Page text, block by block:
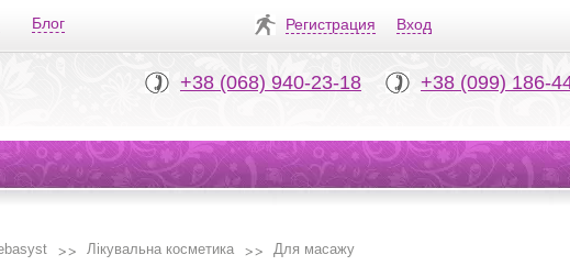
Блог Регистрация Вход
+38 (068) 940-23-18 +38 (099) 186-
Лікувальна косметика Для масажу